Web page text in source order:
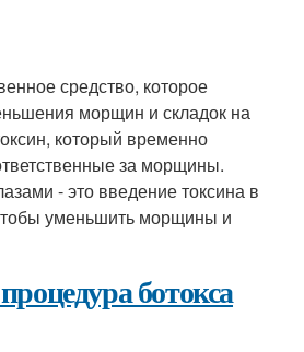
средство, которое
морщин и складок на
который временно
за морщины.
- это введение токсина в
уменьшить морщины и
ботокса